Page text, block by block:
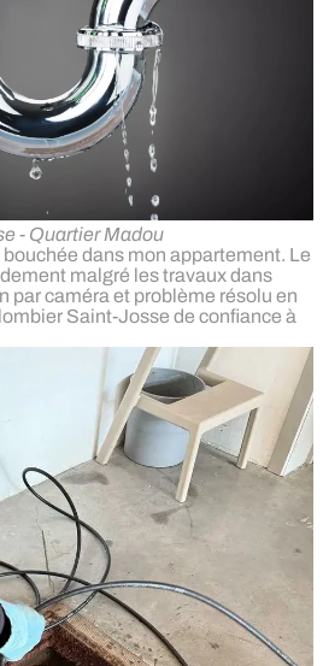
- Quartier Madou
dans mon appartement. Le
malgré les travaux dans
par caméra et problème résolu en
Saint-Josse de confiance à